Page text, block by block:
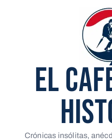
EL
Crónicas insólitas,